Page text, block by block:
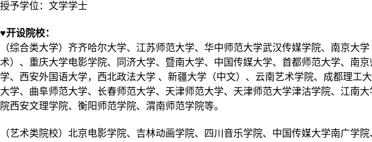
授予学位：文学学士
♥开设院校：
（综合类大学）齐齐哈尔大学、江苏师范大学、华中师范大学武汉传媒学院、南京
术）、重庆大学电影学院、同济大学、暨南大学、中国传媒大学、首都师范大学、南
学、西安外国语大学，西北政法大学 、新疆大学（中文）、云南艺术学院、成都理
大学、曲阜师范大学、长春师范大学、天津师范大学、天津师范大学津沽学院、江南
院西安文理学院、衡阳师范学院、渭南师范学院等。
（艺术类院校）北京电影学院、吉林动画学院、四川音乐学院、中国传媒大学南广